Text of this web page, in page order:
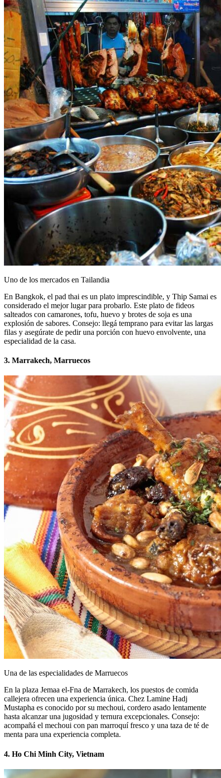
Uno de los mercados en Tailandia
En Bangkok, el pad thai es un plato imprescindible, y Thip Samai es
considerado el mejor lugar para probarlo. Este plato de fideos
salteados con camarones, tofu, huevo y brotes de soja es una
explosión de sabores. Consejo: llegá temprano para evitar las largas
filas y asegúrate de pedir una porción con huevo envolvente, una
especialidad de la casa.
3. Marrakech, Marruecos
Una de las especialidades de Marruecos
En la plaza Jemaa el-Fna de Marrakech, los puestos de comida
callejera ofrecen una experiencia única. Chez Lamine Hadj
Mustapha es conocido por su mechoui, cordero asado lentamente
hasta alcanzar una jugosidad y ternura excepcionales. Consejo:
acompañá el mechoui con pan marroquí fresco y una taza de té de
menta para una experiencia completa.
4. Ho Chi Minh City, Vietnam